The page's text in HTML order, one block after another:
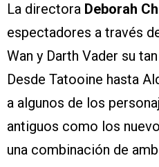
La directora Deborah
espectadores a través
Wan y Darth Vader su
Desde Tatooine hasta
a algunos de los
antiguos como los
una combinación de